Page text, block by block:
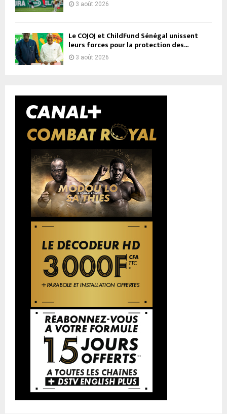
3 août 2026
Le COJOJ et ChildFund Sénégal unissent
leurs forces pour la protection des...
3 août 2026